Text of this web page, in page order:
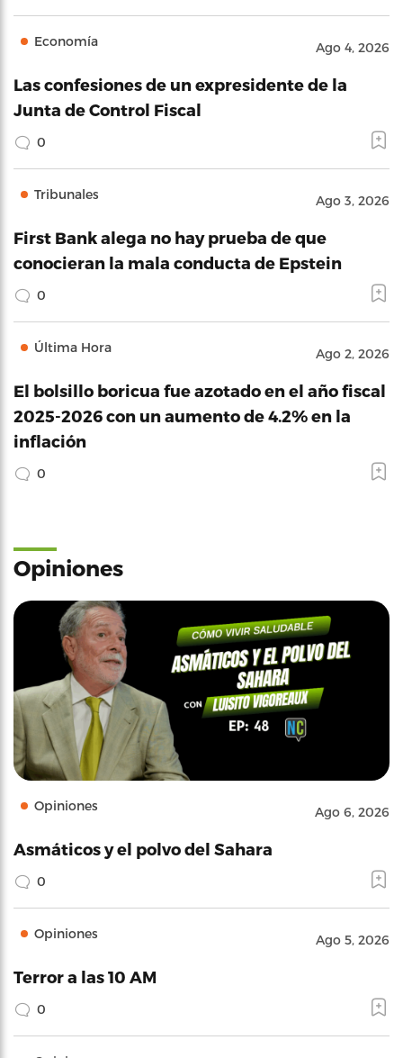
Economía Ago 4, 2026
Las confesiones de un expresidente de la
Junta de Control Fiscal
0
Tribunales Ago 3, 2026
First Bank alega no hay prueba de que
conocieran la mala conducta de Epstein
0
Última Hora Ago 2, 2026
El bolsillo boricua fue azotado en el año fiscal
2025-2026 con un aumento de 4.2% en la
inflación
0
Opiniones
Opiniones Ago 6, 2026
Asmáticos y el polvo del Sahara
0
Opiniones Ago 5, 2026
Terror a las 10 AM
0